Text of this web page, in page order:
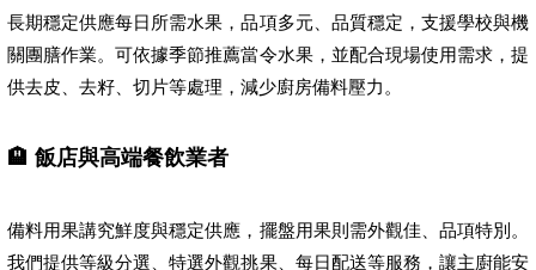
長期穩定供應每日所需水果，品項多元、品質穩定，支援學校與機
關團膳作業。可依據季節推薦當令水果，並配合現場使用需求，提
供去皮、去籽、切片等處理，減少廚房備料壓力。
🏨 飯店與高端餐飲業者
備料用果講究鮮度與穩定供應，擺盤用果則需外觀佳、品項特別。
我們提供等級分選、特選外觀挑果、每日配送等服務，讓主廚能安